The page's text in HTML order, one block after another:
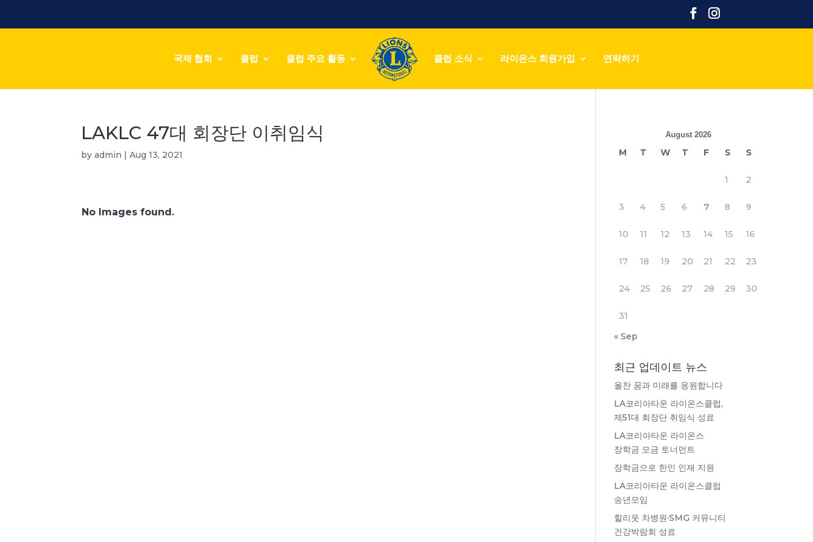
국제 협회 클럽 클럽 주요 활동 클럽 소식 라이온스 회원가입 연락하기
LAKLC 47대 회장단 이취임식
byadmin |Aug 13, 2021
No Images found.
August 2026
M T W T F S S
1 2
3 4 5 6 7 8 9
10 11 12 13 14 15 16
17 18 19 20 21 22 23
24 25 26 27 28 29 30
31
« Sep
최근 업데이트 뉴스
올찬 꿈과 미래를 응원합니다
LA코리아타운 라이온스클럽,
제51대 회장단 취임식 성료
LA코리아타운 라이온스
장학금 모금 토너먼트
장학금으로 한인 인재 지원
LA코리아타운 라이온스클럽
송년모임
할리웃 차병원·SMG 커뮤니티
건강박람회 성료